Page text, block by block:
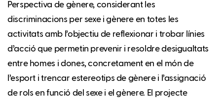
Perspectiva de gènere, considerant les
discriminacions per sexe i gènere en totes les
activitats amb l’objectiu de reflexionar i trobar línies
d’acció que permetin prevenir i resoldre desigualtats
entre homes i dones, concretament en el món de
l’esport i trencar estereotips de gènere i l’assignació
de rols en funció del sexe i el gènere. El projecte